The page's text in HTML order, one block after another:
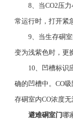
8、当CO2压
常运行时，打开紧
9、当生存硐
变为浅紫色时，更
10、凹槽标识
确的凹槽中。CO
存硐室内CO浓度无
避难硐室门 哪